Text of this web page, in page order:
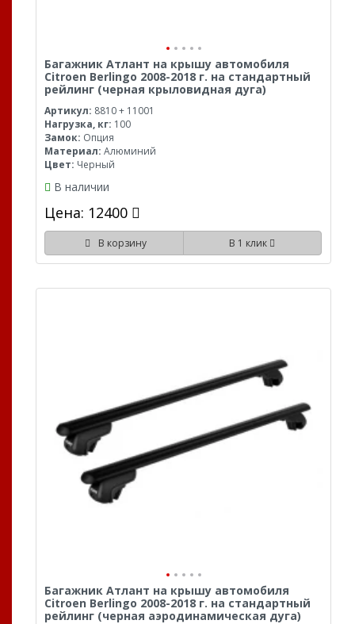
Багажник Атлант на крышу автомобиля
Citroen Berlingo 2008-2018 г. на стандартный
рейлинг (черная крыловидная дуга)
Артикул: 8810 + 11001
Нагрузка, кг: 100
Замок: Опция
Материал: Алюминий
Цвет: Черный
В наличии
Цена: 12400
В корзину В 1 клик
Багажник Атлант на крышу автомобиля
Citroen Berlingo 2008-2018 г. на стандартный
рейлинг (черная аэродинамическая дуга)